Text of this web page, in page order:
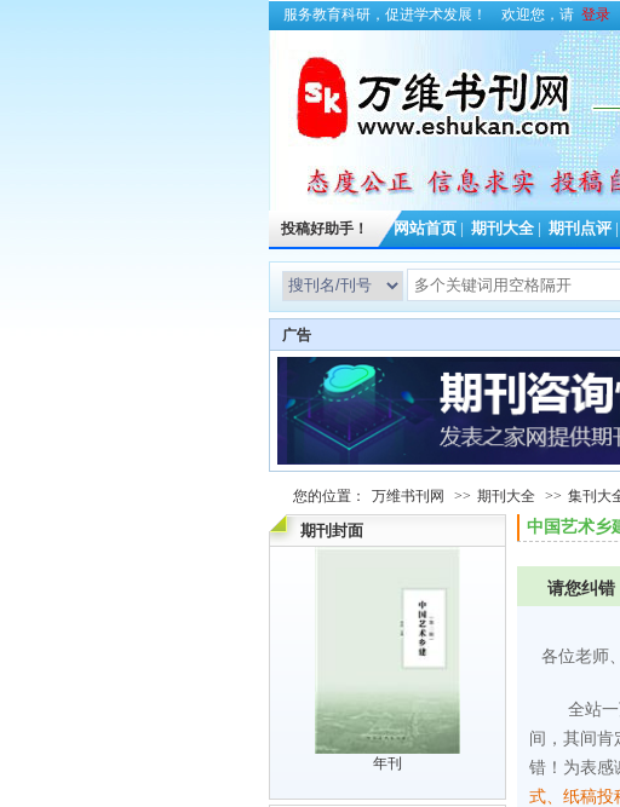
服务教育科研，促进学术发展！ 欢迎您，请 登录
投稿好助手！ 网站首页 期刊大全 期刊点评
广告
您的位置： 万维书刊网 >> 期刊大全 >> 集刊大
期刊封面
年刊
中国艺术乡
请您纠错
各位老师
全站
间，其间肯
错！为表感
式、纸稿投